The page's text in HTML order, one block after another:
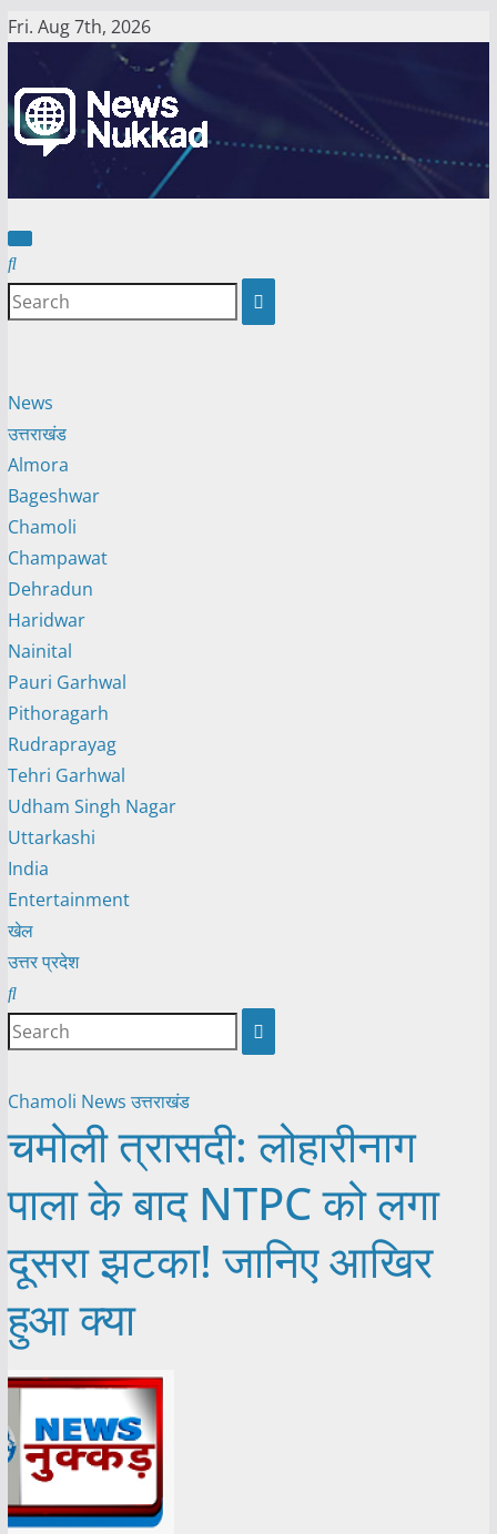
Skip
content
Fri. Aug 7th, 2026
News
उत्तराखंड
Almora
Bageshwar
Chamoli
Champawat
Dehradun
Haridwar
Nainital
Pauri Garhwal
Pithoragarh
Rudraprayag
Tehri Garhwal
Udham Singh Nagar
Uttarkashi
India
Entertainment
खेल
उत्तर प्रदेश
Chamoli Newsउत्तराखंड
चमोली त्रासदी: लोहारीनाग
पाला के बाद NTPC को लगा
दूसरा झटका! जानिए आखिर
हुआ क्या